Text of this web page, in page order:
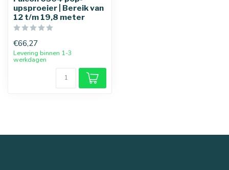
upsproeier | Bereik van
12 t/m 19,8 meter
€66,27
Levering binnen 1-3
werkdagen